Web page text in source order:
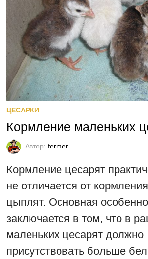
ЦЕСАРКИ
Кормление маленьких
Автор: fermer
Кормление цесарят
не отличается от
цыплят. Основная
заключается в том, что в
маленьких цесарят должно
присутствовать больше